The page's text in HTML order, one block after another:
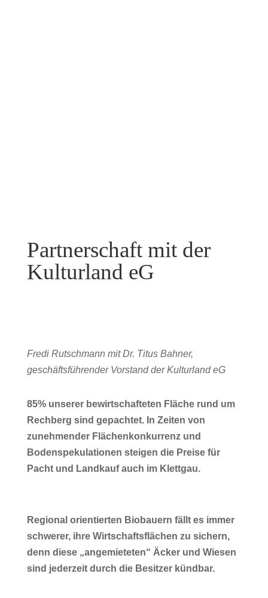
Partnerschaft mit der
Kulturland eG
Fredi Rutschmann mit Dr. Titus Bahner,
geschäftsführender Vorstand der Kulturland eG
85% unserer bewirtschafteten Fläche rund um
Rechberg sind gepachtet. In Zeiten von
zunehmender Flächenkonkurrenz und
Bodenspekulationen steigen die Preise für
Pacht und Landkauf auch im Klettgau.
Regional orientierten Biobauern fällt es immer
schwerer, ihre Wirtschaftsflächen zu sichern,
denn diese „angemieteten“ Äcker und Wiesen
sind jederzeit durch die Besitzer kündbar.